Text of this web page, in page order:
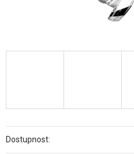
Dostupnost: